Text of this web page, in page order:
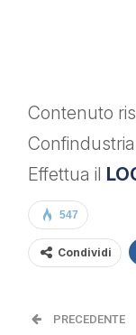
Contenuto
Effettua il
547
Condividi
PRECEDENTE